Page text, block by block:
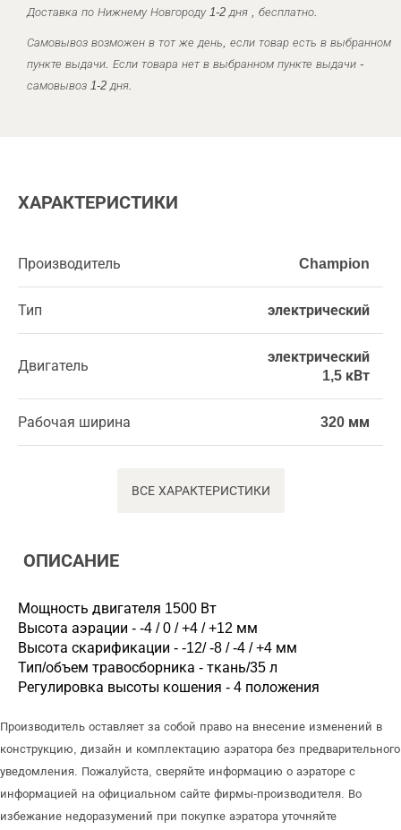
Доставка по Нижнему Новгороду 1-2 дня , бесплатно.
Самовывоз возможен в тот же день, если товар есть в выбранном
пункте выдачи. Если товара нет в выбранном пункте выдачи -
самовывоз 1-2 дня.
ХАРАКТЕРИСТИКИ
Производитель Champion
Тип электрический
Двигатель
электрический
1,5 кВт
Рабочая ширина 320 мм
ВСЕ ХАРАКТЕРИСТИКИ
ОПИСАНИЕ
Мощность двигателя 1500 Вт
Высота аэрации - -4 / 0 / +4 / +12 мм
Высота скарификации - -12/ -8 / -4 / +4 мм
Тип/объем травосборника - ткань/35 л
Регулировка высоты кошения - 4 положения
Производитель оставляет за собой право на внесение изменений в
конструкцию, дизайн и комплектацию аэратора без предварительного
уведомления. Пожалуйста, сверяйте информацию о аэраторе с
информацией на официальном сайте фирмы-производителя. Во
избежание недоразумений при покупке аэратора уточняйте